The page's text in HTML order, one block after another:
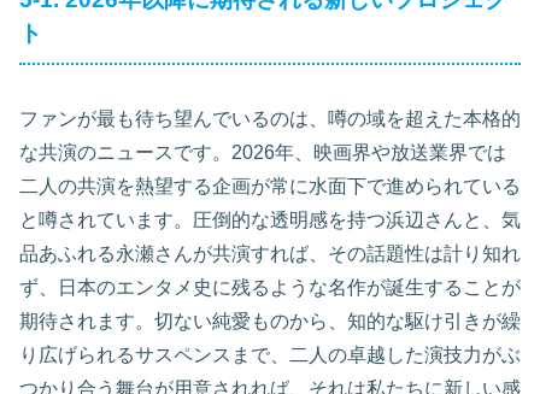
ト
ファンが最も待ち望んでいるのは、噂の域を超えた本格的
な共演のニュースです。2026年、映画界や放送業界では
二人の共演を熱望する企画が常に水面下で進められている
と噂されています。圧倒的な透明感を持つ浜辺さんと、気
品あふれる永瀬さんが共演すれば、その話題性は計り知れ
ず、日本のエンタメ史に残るような名作が誕生することが
期待されます。切ない純愛ものから、知的な駆け引きが繰
り広げられるサスペンスまで、二人の卓越した演技力がぶ
つかり合う舞台が用意されれば、それは私たちに新しい感